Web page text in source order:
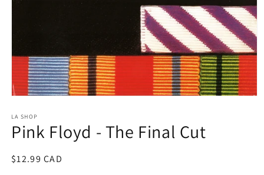
média
1
dans
modale
LA SHOP
Pink Floyd - The Final Cut
Prix
$12.99 CAD